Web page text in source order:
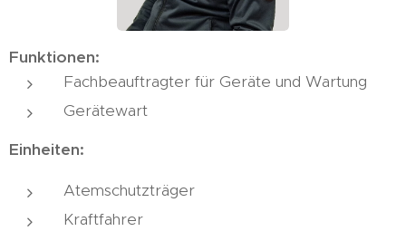
Funktionen:
Fachbeauftragter für Geräte und Wartung
Gerätewart
Einheiten:
Atemschutzträger
Kraftfahrer